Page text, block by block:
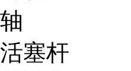
轴
活塞杆